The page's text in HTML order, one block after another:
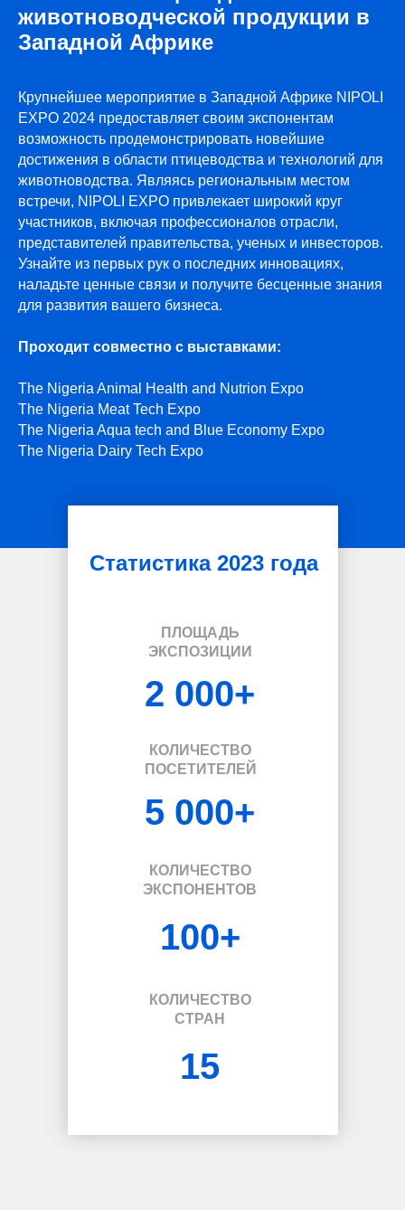
ПРИ ПОДДЕРЖКЕ
животноводческой продукции в
Западной Африке
Крупнейшее мероприятие в Западной Африке NIPOLI
EXPO 2024 предоставляет своим экспонентам
возможность продемонстрировать новейшие
достижения в области птицеводства и технологий для
животноводства. Являясь региональным местом
встречи, NIPOLI EXPO привлекает широкий круг
участников, включая профессионалов отрасли,
представителей правительства, ученых и инвесторов.
Узнайте из первых рук о последних инновациях,
наладьте ценные связи и получите бесценные знания
для развития вашего бизнеса.
Проходит совместно с выставками:
The Nigeria Animal Health and Nutrion Expo
The Nigeria Meat Tech Expo
The Nigeria Aqua tech and Blue Economy Expo
The Nigeria Dairy Tech Expo
Статистика 2023 года
КОЛИЧЕСТВО
СТРАН
15
100+
КОЛИЧЕСТВО
ЭКСПОНЕНТОВ
5 000+
КОЛИЧЕСТВО
ПОСЕТИТЕЛЕЙ
2 000+
ПЛОЩАДЬ
ЭКСПОЗИЦИИ